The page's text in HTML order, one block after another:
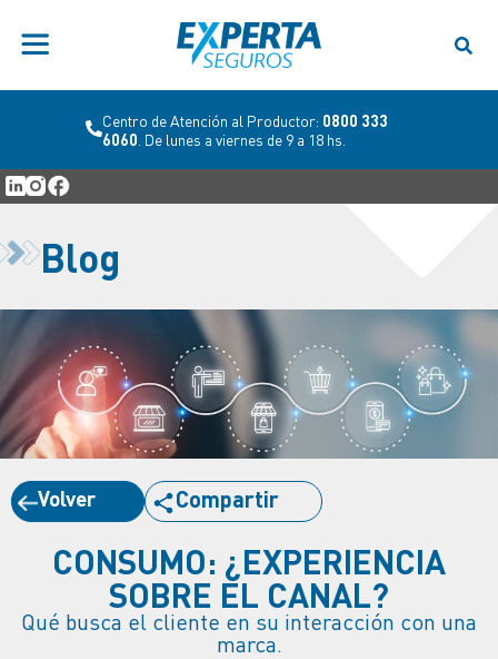
Centro de Atención al Productor: 0800 333
6060 . De lunes a viernes de 9 a 18 hs.
Blog
Volver Compartir
CONSUMO: ¿EXPERIENCIA
SOBRE EL CANAL?
Qué busca el cliente en su interacción con una
marca.